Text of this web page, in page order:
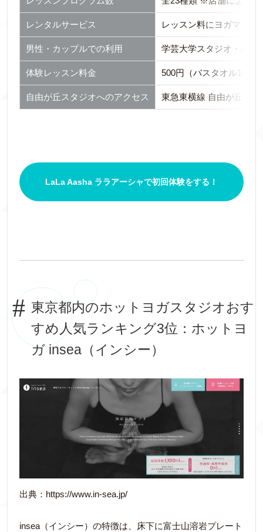
レンタルサービス レッスン料にヨガマッ
男性・カップルでの利用 学芸大学スタジオ・調布
体験レッスン料金 500円（バスタオル1枚
自由が丘スタジオへのアクセス 東急東横線 自由が丘駅
LaLa Aasha ララアーシャで初回体験をする！
東京都内のホットヨガスタジオおす
すめ人気ランキング3位：ホットヨ
ガ insea（インシー）
出典：https://www.in-sea.jp/
insea（インシー）の特徴は、床下に富士山溶岩プレート